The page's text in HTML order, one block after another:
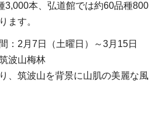
3,000本、弘道館では約60品種800
ます。
：2月7日（土曜日）～3月15日
波山梅林
、筑波山を背景に山肌の美麗な風